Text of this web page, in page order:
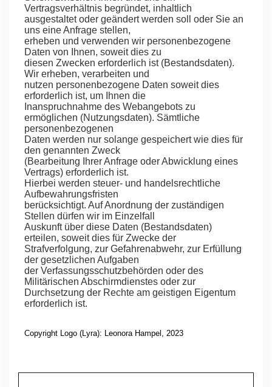
Vertragsverhältnis begründet, inhaltlich
ausgestaltet oder geändert werden soll oder Sie an
uns eine Anfrage stellen,
erheben und verwenden wir personenbezogene
Daten von Ihnen, soweit dies zu
diesen Zwecken erforderlich ist (Bestandsdaten).
Wir erheben, verarbeiten und
nutzen personenbezogene Daten soweit dies
erforderlich ist, um Ihnen die
Inanspruchnahme des Webangebots zu
ermöglichen (Nutzungsdaten). Sämtliche
personenbezogenen
Daten werden nur solange gespeichert wie dies für
den genannten Zweck
(Bearbeitung Ihrer Anfrage oder Abwicklung eines
Vertrags) erforderlich ist.
Hierbei werden steuer- und handelsrechtliche
Aufbewahrungsfristen
berücksichtigt. Auf Anordnung der zuständigen
Stellen dürfen wir im Einzelfall
Auskunft über diese Daten (Bestandsdaten)
erteilen, soweit dies für Zwecke der
Strafverfolgung, zur Gefahrenabwehr, zur Erfüllung
der gesetzlichen Aufgaben
der Verfassungsschutzbehörden oder des
Militärischen Abschirmdienstes oder zur
Durchsetzung der Rechte am geistigen Eigentum
erforderlich ist.
Copyright Logo (Lyra): Leonora Hampel, 2023